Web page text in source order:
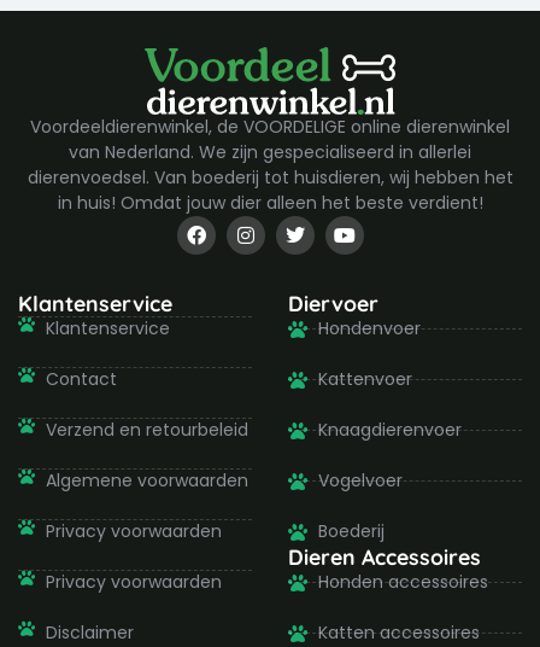
Voordeeldierenwinkel, de VOORDELIGE online dierenwinkel
van Nederland. We zijn gespecialiseerd in allerlei
dierenvoedsel. Van boederij tot huisdieren, wij hebben het
in huis! Omdat jouw dier alleen het beste verdient!
F
a
c
o
I
n
s
g
T
w
i
t
e
r
Y
o
u
u
b
e
Klantenservice
Klantenservice
Contact
Verzend en retourbeleid
Algemene voorwaarden
Privacy voorwaarden
Privacy voorwaarden
Disclaimer
Diervoer
Hondenvoer
Kattenvoer
Knaagdierenvoer
Vogelvoer
Boederij
Dieren Accessoires
Honden accessoires
Katten accessoires